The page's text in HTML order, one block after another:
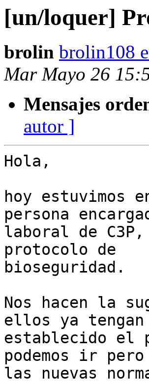
[un/loquer]
brolin brolin108
Mar Mayo 26
Mensajes
autor ]
Hola,
hoy estuvimos
persona
laboral de
protocolo de
bioseguridad.
Nos hacen la
ellos ya tengan
establecido el
podemos ir
las nuevas